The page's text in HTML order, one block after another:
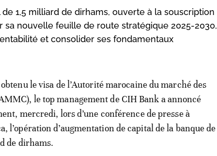
1,5 milliard de dirhams, ouverte à la souscription
sa nouvelle feuille de route stratégique 2025-2030,
et consolider ses fondamentaux
le visa de l’Autorité marocaine du marché des
le top management de CIH Bank a annoncé
mercredi, lors d’une conférence de presse à
l’opération d’augmentation de capital de la banque de
de dirhams.